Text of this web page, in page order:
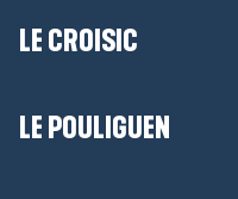
LE CROISIC
LE POULIGUEN